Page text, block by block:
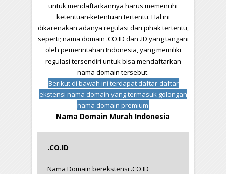
untuk mendaftarkannya harus memenuhi
ketentuan-ketentuan tertentu. Hal ini
dikarenakan adanya regulasi dari pihak tertentu,
seperti; nama domain .CO.ID dan .ID yang tangani
oleh pemerintahan Indonesia, yang memiliki
regulasi tersendiri untuk bisa mendaftarkan
nama domain tersebut.
Berikut di bawah ini terdapat daftar-daftar
ekstensi nama domain yang termasuk golongan
nama domain premium
Nama Domain Murah Indonesia
.CO.ID
Nama Domain berekstensi .CO.ID